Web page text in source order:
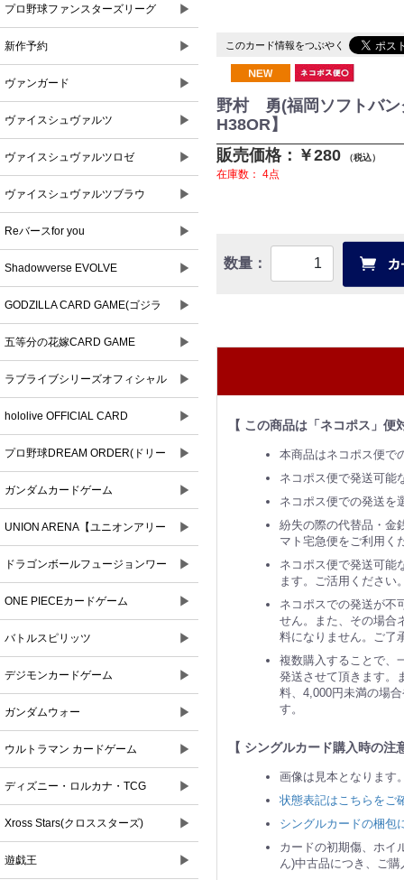
プロ野球ファンスターズリーグ ▶
新作予約 ▶
ヴァンガード ▶
ヴァイスシュヴァルツ ▶
ヴァイスシュヴァルツロゼ ▶
ヴァイスシュヴァルツブラウ ▶
Reバースfor you ▶
Shadowverse EVOLVE ▶
GODZILLA CARD GAME(ゴジラ
カードゲーム)
▶
五等分の花嫁CARD GAME ▶
ラブライブシリーズオフィシャル
カードゲーム
▶
hololive OFFICIAL CARD
GAME(ホロライブオフィシャルカ
ードゲーム)
▶
プロ野球DREAM ORDER(ドリー
ムオーダー)
▶
ガンダムカードゲーム ▶
UNION ARENA【ユニオンアリー
ナ】
▶
ドラゴンボールフュージョンワー
ルド
▶
ONE PIECEカードゲーム ▶
バトルスピリッツ ▶
デジモンカードゲーム ▶
ガンダムウォー ▶
ウルトラマン カードゲーム ▶
ディズニー・ロルカナ・TCG ▶
Xross Stars(クロススターズ) ▶
遊戯王 ▶
このカード情報をつぶやく
野村 勇(福岡ソフトバン
H38OR】
販売価格：￥280
（税込）
在庫数： 4点
数量：
【 この商品は「ネコポス」便
本商品はネコポス便で
ネコポス便で発送可能
ネコポス便での発送を
紛失の際の代替品・金
マト宅急便をご利用く
ネコポス便で発送可能
ます。ご活用ください
ネコポスでの発送が不
せん。また、その場合
料になりません。ご了
複数購入することで、
発送させて頂きます。
料、4,000円未満の場
す。
【 シングルカード購入時の注
画像は見本となります
状態表記はこちらをご
シングルカードの梱包
カードの初期傷、ホイ
ん)中古品につき、ご